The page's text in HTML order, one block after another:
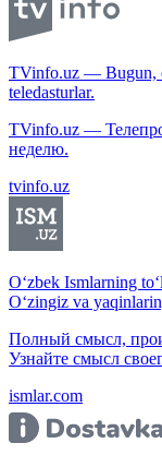
TVinfo.uz — Bugun,
teledasturlar.
TVinfo.uz —
неделю.
tvinfo.uz
O‘zbek Ismlarning
O‘zingiz va
Полный смысл,
Узнайте смысл
ismlar.com